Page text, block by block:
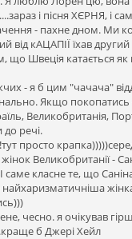
і пісня ХЄРНЯ, і
- пахне дном. Ми
від кАЦАПІЇ їхав другий
що Швеція катається
- я б цим "чачача"
Якщо покопатись
Великобританія,
до речі.
просто
жінок Великобританії -
саме класне те, що
чесно. я очікував
б Джері Хейл